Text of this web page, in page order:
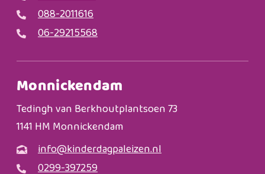
088-2011616
06-29215568
Monnickendam
Tedingh van Berkhoutplantsoen 73
1141 HM Monnickendam
info@kinderdagpaleizen.nl
0299-397259